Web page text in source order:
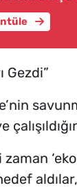
Gezdi”